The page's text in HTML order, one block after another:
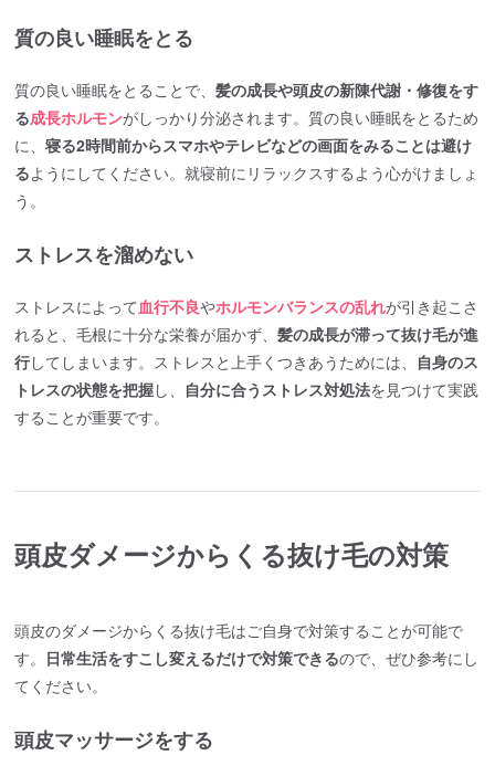
質の良い睡眠をとる
質の良い睡眠をとることで、髪の成長や頭皮の新陳代謝・修復をす
る成長ホルモンがしっかり分泌されます。質の良い睡眠をとるため
に、寝る2時間前からスマホやテレビなどの画面をみることは避け
るようにしてください。就寝前にリラックスするよう心がけましょ
う。
ストレスを溜めない
ストレスによって 血行不良やホルモンバランスの乱れが引き起こさ
れると、毛根に十分な栄養が届かず、髪の成長が滞って抜け毛が進
行してしまいます。ストレスと上手くつきあうためには、 自身のス
トレスの状態を把握し、 自分に合うストレス対処法を見つけて実践
することが重要です。
頭皮ダメージからくる抜け毛の対策
頭皮のダメージからくる抜け毛はご自身で対策することが可能で
す。 日常生活をすこし変えるだけで対策できるので、ぜひ参考にし
てください。
頭皮マッサージをする